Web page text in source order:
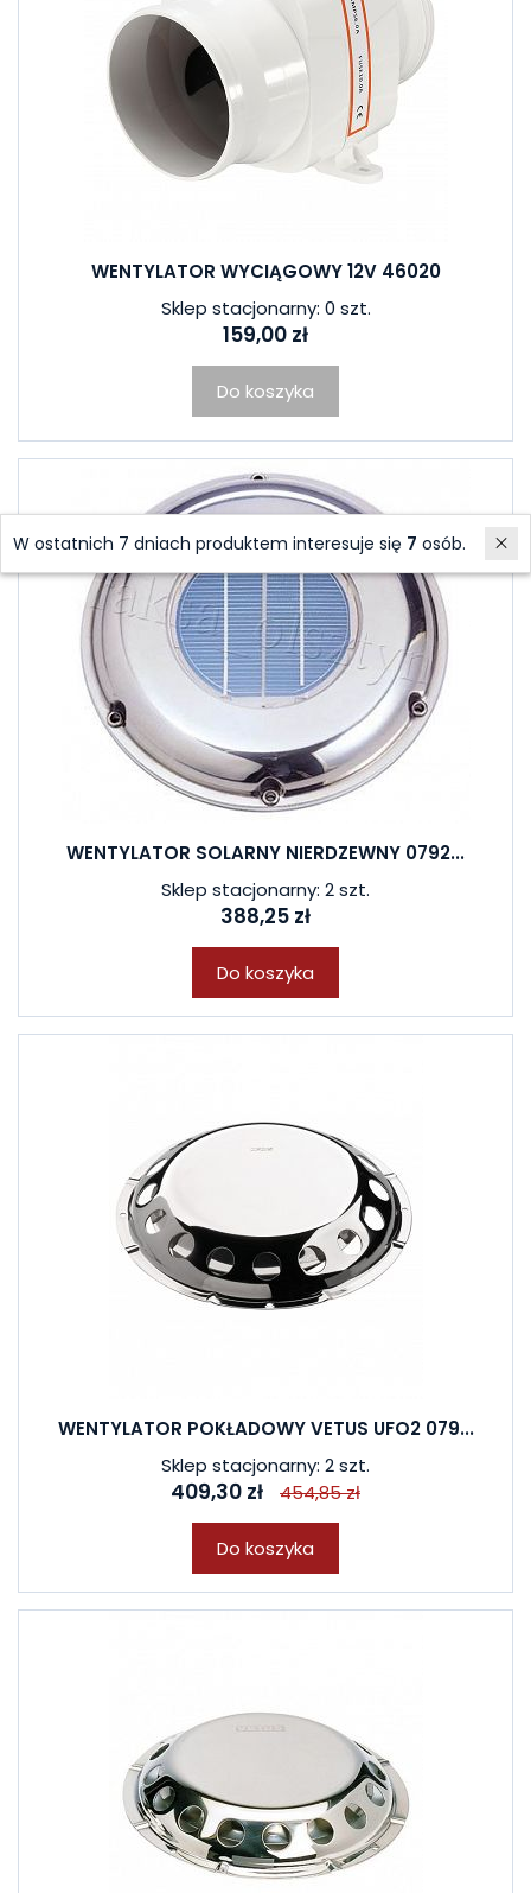
WENTYLATOR WYCIĄGOWY 12V 46020
Sklep stacjonarny: 0 szt.
159,00 zł
Do koszyka
WENTYLATOR SOLARNY NIERDZEWNY 0792...
Sklep stacjonarny: 2 szt.
388,25 zł
Do koszyka
WENTYLATOR POKŁADOWY VETUS UFO2 079...
Sklep stacjonarny: 2 szt.
409,30 zł 454,85 zł
Do koszyka
W ostatnich 7 dniach produktem interesuje się 7 osób.